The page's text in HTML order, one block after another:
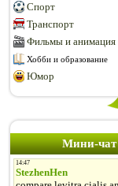
Спорт
Транспорт
Фильмы и анимация
Хобби и образование
Юмор
Мини-чат